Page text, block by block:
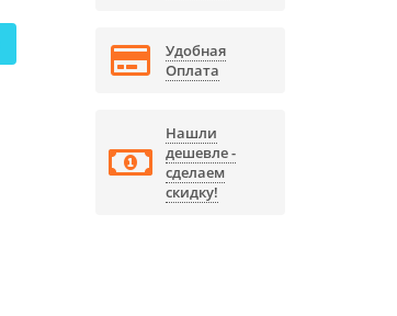
Удобная
Оплата
Нашли
дешевле -
сделаем
скидку!